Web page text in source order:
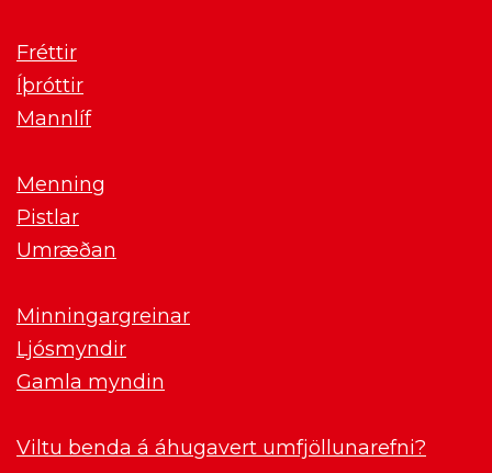
Fréttir
Íþróttir
Mannlíf
Menning
Pistlar
Umræðan
Minningargreinar
Ljósmyndir
Gamla myndin
Viltu benda á áhugavert umfjöllunarefni?